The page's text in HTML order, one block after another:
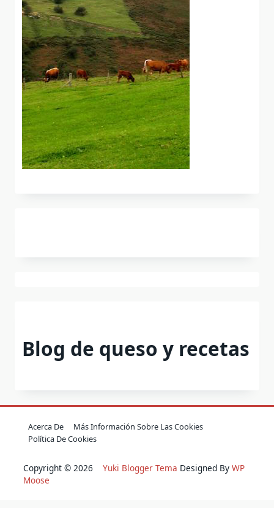
Blog de queso y recetas
Acerca De
Más Información Sobre Las Cookies
Política De Cookies
Copyright © 2026 Yuki Blogger Tema Designed By WP
Moose